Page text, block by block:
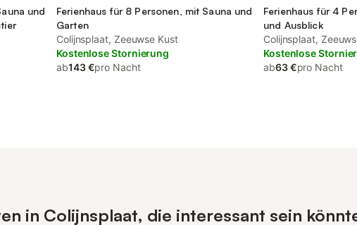
und
Ferienhaus für 8 Personen, mit Sauna und
Garten
Colijnsplaat, Zeeuwse Kust
Kostenlose Stornierung
ab143 €pro Nacht
Ferienhaus für 4
und Ausblick
Colijnsplaat,
Kostenlose
ab63 €pro Nacht
in Colijnsplaat, die interessant sein